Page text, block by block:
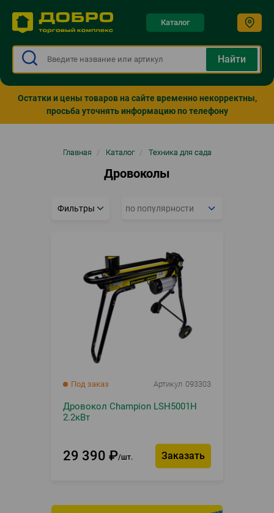
Каталог
Остатки и цены товаров на сайте временно некорректны,
просьба уточнять информацию по телефону
Главная / Каталог / Техника для сада
Дровоколы
Фильтры
Под заказ Артикул 093303
Дровокол Champion LSH5001H
2.2кВт
29 390 ₽ шт. Заказать